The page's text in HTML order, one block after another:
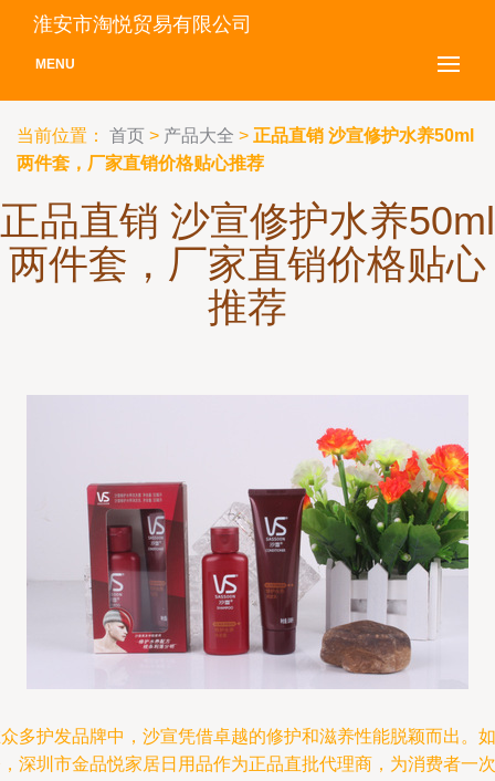
淮安市淘悦贸易有限公司
MENU
当前位置： 首页 > 产品大全 > 正品直销 沙宣修护水养50ml
两件套，厂家直销价格贴心推荐
正品直销 沙宣修护水养50ml
两件套，厂家直销价格贴心
推荐
多护发品牌中，沙宣凭借卓越的修护和滋养性能脱颖而出。如
深圳市金品悦家居日用品作为正品直批代理商，为消费者一次